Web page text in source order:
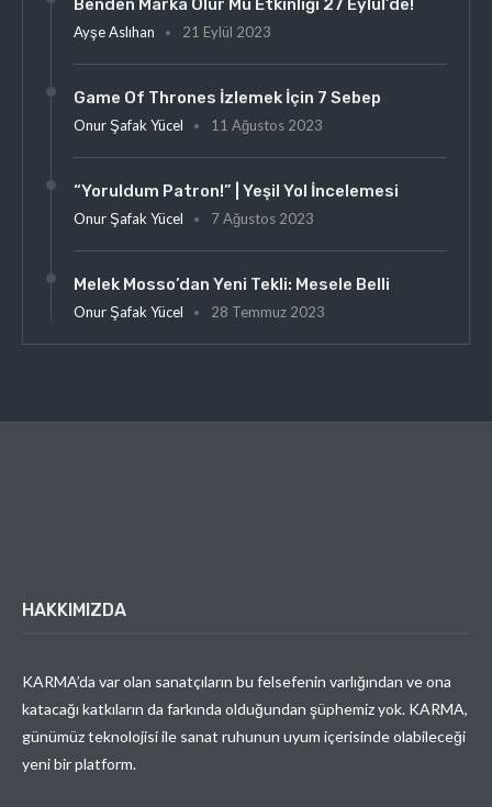
Ayşe Aslıhan 21 Eylül 2023
Game Of Thrones İzlemek İçin 7 Sebep
Onur Şafak Yücel 11 Ağustos 2023
“Yoruldum Patron!” | Yeşil Yol İncelemesi
Onur Şafak Yücel 7 Ağustos 2023
Melek Mosso’dan Yeni Tekli: Mesele Belli
Onur Şafak Yücel 28 Temmuz 2023
HAKKIMIZDA
KARMA’da var olan sanatçıların bu felsefenin varlığından ve ona
katacağı katkıların da farkında olduğundan şüphemiz yok. KARMA,
günümüz teknolojisi ile sanat ruhunun uyum içerisinde olabileceği
yeni bir platform.